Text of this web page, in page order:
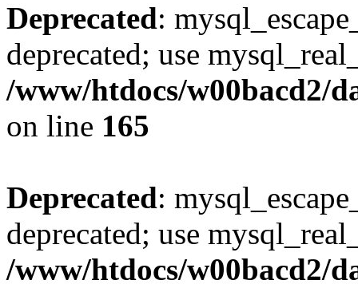
Deprecated:
deprecated; use
/www/htdocs/w00bacd2/
on line 165
Deprecated:
deprecated; use
/www/htdocs/w00bacd2/